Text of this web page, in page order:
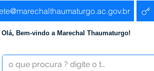
Olá, Bem-vindo a Marechal Thaumaturgo!